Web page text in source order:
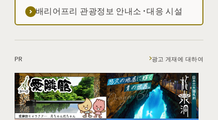
배리어프리 관광정보 안내소·대응 시설
PR 광고 게재에 대하여